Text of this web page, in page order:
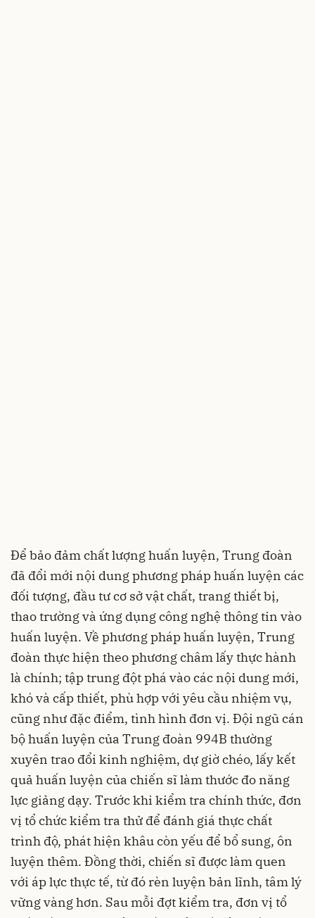
Để bảo đảm chất lượng huấn luyện, Trung đoàn
đã đổi mới nội dung phương pháp huấn luyện các
đối tượng, đầu tư cơ sở vật chất, trang thiết bị,
thao trường và ứng dụng công nghệ thông tin vào
huấn luyện. Về phương pháp huấn luyện, Trung
đoàn thực hiện theo phương châm lấy thực hành
là chính; tập trung đột phá vào các nội dung mới,
khó và cấp thiết, phù hợp với yêu cầu nhiệm vụ,
cũng như đặc điểm, tình hình đơn vị. Đội ngũ cán
bộ huấn luyện của Trung đoàn 994B thường
xuyên trao đổi kinh nghiệm, dự giờ chéo, lấy kết
quả huấn luyện của chiến sĩ làm thước đo năng
lực giảng dạy. Trước khi kiểm tra chính thức, đơn
vị tổ chức kiểm tra thử để đánh giá thực chất
trình độ, phát hiện khâu còn yếu để bổ sung, ôn
luyện thêm. Đồng thời, chiến sĩ được làm quen
với áp lực thực tế, từ đó rèn luyện bản lĩnh, tâm lý
vững vàng hơn. Sau mỗi đợt kiểm tra, đơn vị tổ